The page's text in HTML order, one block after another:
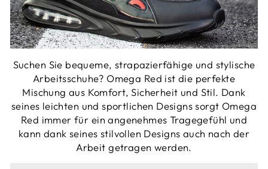
Suchen Sie bequeme, strapazierfähige und stylische
Arbeitsschuhe? Omega Red ist die perfekte
Mischung aus Komfort, Sicherheit und Stil. Dank
seines leichten und sportlichen Designs sorgt Omega
Red immer für ein angenehmes Tragegefühl und
kann dank seines stilvollen Designs auch nach der
Arbeit getragen werden.